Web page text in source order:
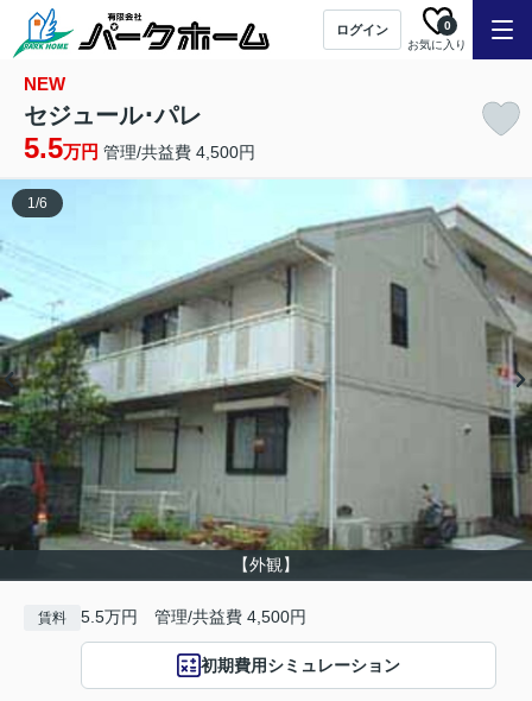
ログイン
お気に入り
0
NEW
セジュール･パレ
5.5万円 管理/共益費 4,500円
【外観】
1/6
賃料 5.5万円 管理/共益費 4,500円
初期費用シミュレーション